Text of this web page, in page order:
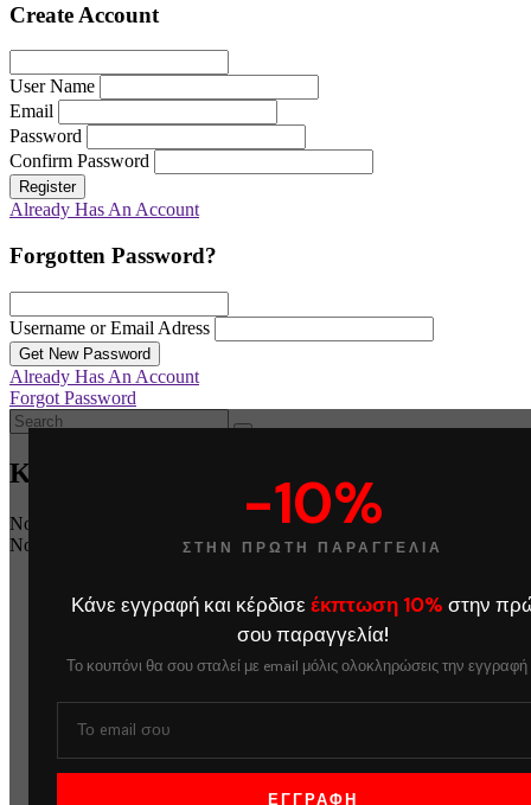
Create Account
User Name
Email
Password
Confirm Password
Register
Already Has An Account
Forgotten Password?
Username or Email Adress
Get New Password
Already Has An Account
Forgot Password
-10%
ΣΤΗΝ ΠΡΩΤΗ ΠΑΡΑΓΓΕΛΙΑ
Κάνε εγγραφή και κέρδισε έκπτωση 10% στην
σου παραγγελία!
Το κουπόνι θα σου σταλεί με email μόλις ολοκληρώσεις την
Καλάθι
No products in the cart.
No products in the cart.